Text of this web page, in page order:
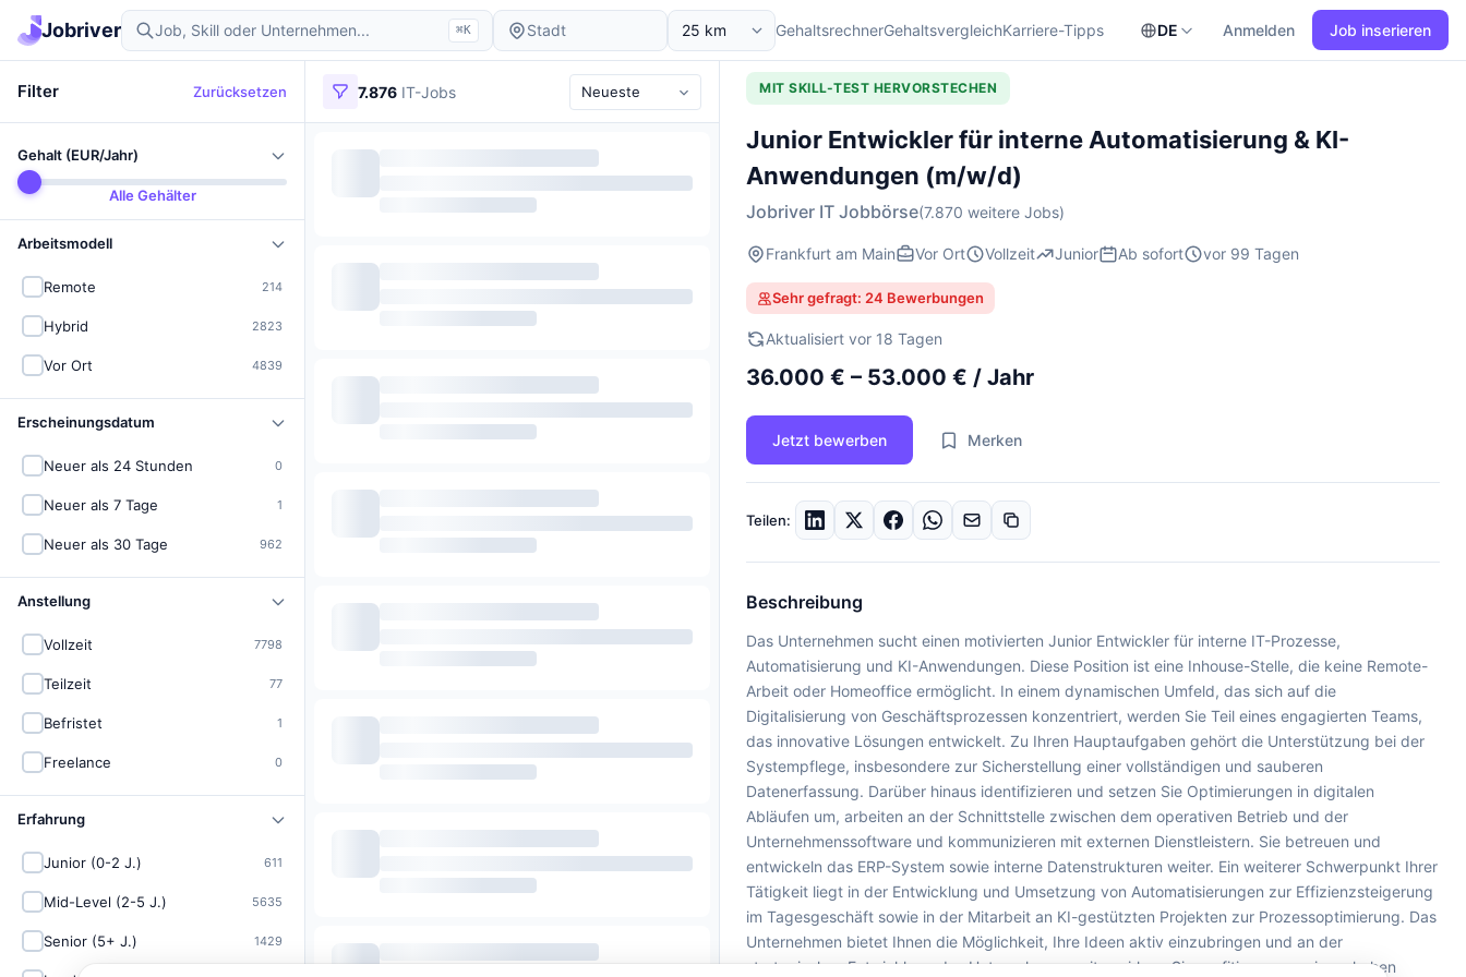
Jobriver ⌘K GehaltsrechnerGehaltsvergleichKarriere-Tipps DE Anmelden Job inserieren
Filter Zurücksetzen
Gehalt (EUR/Jahr)
Alle Gehälter
Arbeitsmodell
Remote 214
Hybrid 2823
Vor Ort 4839
Erscheinungsdatum
Neuer als 24 Stunden 0
Neuer als 7 Tage 1
Neuer als 30 Tage 962
Anstellung
Vollzeit 7798
Teilzeit 77
Befristet 1
Freelance 0
Erfahrung
Junior (0-2 J.) 611
Mid-Level (2-5 J.) 5635
Senior (5+ J.) 1429
7.876 IT-Jobs MIT SKILL-TEST HERVORSTECHEN
Junior Entwickler für interne Automatisierung & KI-
Anwendungen (m/w/d)
Jobriver IT Jobbörse(7.870 weitere Jobs)
Frankfurt am Main Vor Ort Vollzeit Junior Ab sofort vor 99 Tagen
Sehr gefragt: 24 Bewerbungen
Aktualisiert vor 18 Tagen
36.000 € – 53.000 € / Jahr
Jetzt bewerben Merken
Teilen:
Beschreibung
Das Unternehmen sucht einen motivierten Junior Entwickler für interne IT-Prozesse,
Automatisierung und KI-Anwendungen. Diese Position ist eine Inhouse-Stelle, die keine Remote-
Arbeit oder Homeoffice ermöglicht. In einem dynamischen Umfeld, das sich auf die
Digitalisierung von Geschäftsprozessen konzentriert, werden Sie Teil eines engagierten Teams,
das innovative Lösungen entwickelt. Zu Ihren Hauptaufgaben gehört die Unterstützung bei der
Systempflege, insbesondere zur Sicherstellung einer vollständigen und sauberen
Datenerfassung. Darüber hinaus identifizieren und setzen Sie Optimierungen in digitalen
Abläufen um, arbeiten an der Schnittstelle zwischen dem operativen Betrieb und der
Unternehmenssoftware und kommunizieren mit externen Dienstleistern. Sie betreuen und
entwickeln das ERP-System sowie interne Datenstrukturen weiter. Ein weiterer Schwerpunkt Ihrer
Tätigkeit liegt in der Entwicklung und Umsetzung von Automatisierungen zur Effizienzsteigerung
im Tagesgeschäft sowie in der Mitarbeit an KI-gestützten Projekten zur Prozessoptimierung. Das
Unternehmen bietet Ihnen die Möglichkeit, Ihre Ideen aktiv einzubringen und an der
strategischen Entwicklung des Unternehmens mitzuwirken. Sie profitieren von einem hohen